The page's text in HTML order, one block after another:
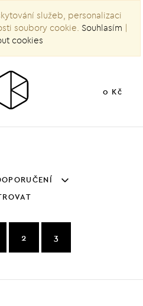
služeb, personalizaci
soubory cookie. Souhlasím |
cookies
0 Kč
DOPORUČENÍ
2 3